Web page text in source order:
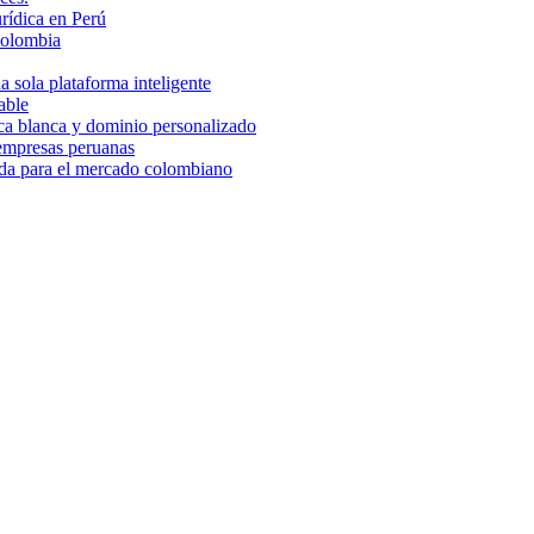
en Perú
sola plataforma inteligente
blanca y dominio personalizado
peruanas
para el mercado colombiano